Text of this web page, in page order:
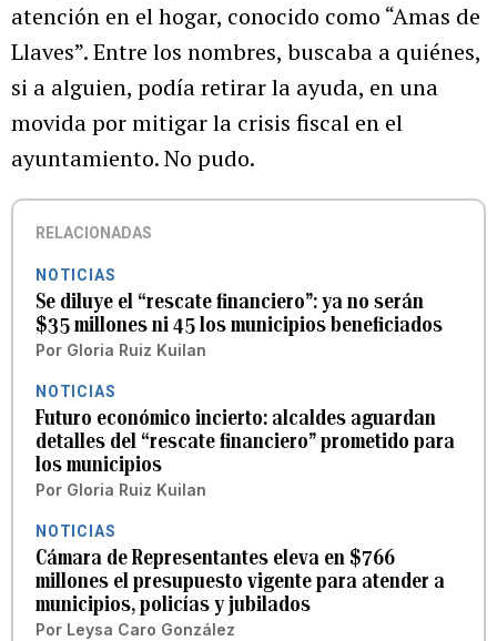
atención en el hogar, conocido como “Amas de
Llaves”. Entre los nombres, buscaba a quiénes,
si a alguien, podía retirar la ayuda, en una
movida por mitigar la crisis fiscal en el
ayuntamiento. No pudo.
RELACIONADAS
NOTICIAS
Se diluye el “rescate financiero”: ya no serán
$35 millones ni 45 los municipios beneficiados
Por Gloria Ruiz Kuilan
NOTICIAS
Futuro económico incierto: alcaldes aguardan
detalles del “rescate financiero” prometido para
los municipios
Por Gloria Ruiz Kuilan
NOTICIAS
Cámara de Representantes eleva en $766
millones el presupuesto vigente para atender a
municipios, policías y jubilados
Por Leysa Caro González